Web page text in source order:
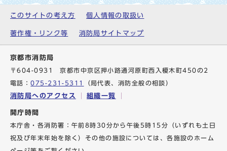
このサイトの考え方 個人情報の取扱い
著作権・リンク等 消防局サイトマップ
京都市消防局
〒604-0931 京都市中京区押小路通河原町西入榎木町450の2
電話：075-231-5311 （局代表、消防全般の相談）
消防局へのアクセス 組織一覧
開庁時間
本庁舎・各消防署：午前8時30分から午後5時15分（いずれも土日
祝及び年末年始を除く）その他の施設については、各施設のホーム